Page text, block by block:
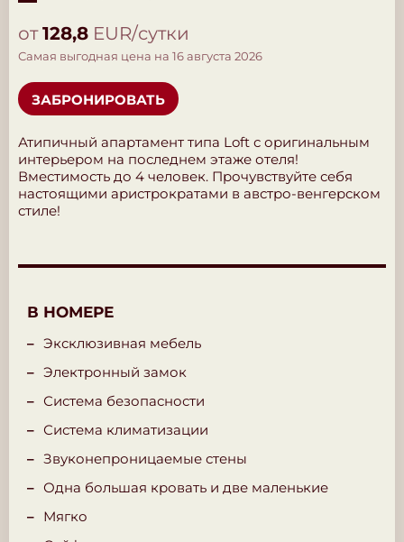
Атипичный апартамент типа Loft с оригинальным
интерьером на последнем этаже отеля!
Вместимость до 4 человек. Прочувствуйте себя
настоящими аристрократами в австро-венгерском
стиле!
от128,8 EUR/сутки
Самая выгодная цена на 16 августа 2026
ЗАБРОНИРОВАТЬ
В НОМЕРЕ
Эксклюзивная мебель
Электронный замок
Система безопасности
Система климатизации
Звуконепроницаемые стены
Одна большая кровать и две маленькие
Мягко